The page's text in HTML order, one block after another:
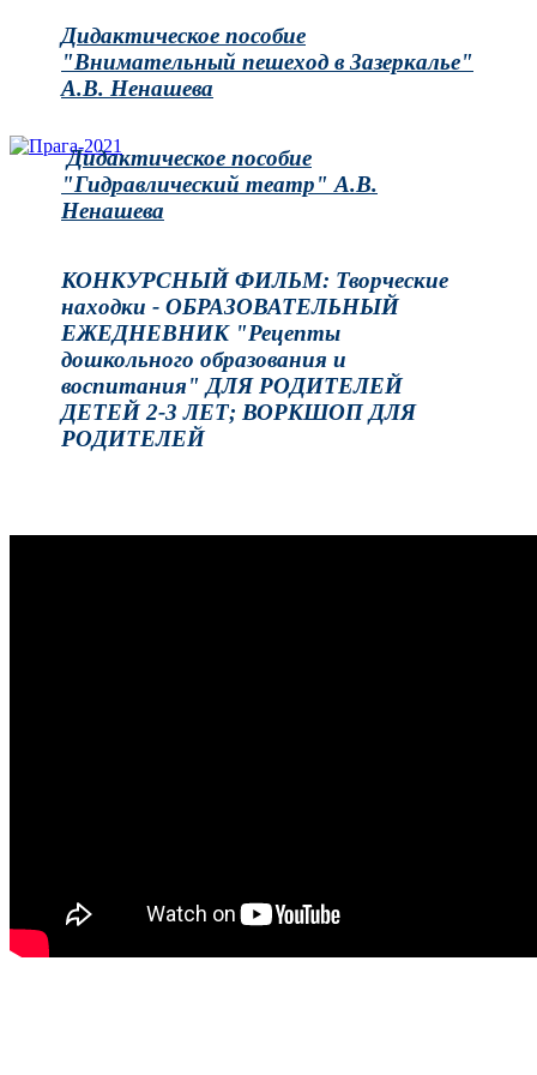
Дидактическое пособие
"Внимательный пешеход в Зазеркалье"
А.В. Ненашева
Дидактическое пособие
"Гидравлический театр" А.В.
Ненашева
КОНКУРСНЫЙ ФИЛЬМ: Творческие
находки - ОБРАЗОВАТЕЛЬНЫЙ
ЕЖЕДНЕВНИК "Рецепты
дошкольного образования и
воспитания" ДЛЯ РОДИТЕЛЕЙ
ДЕТЕЙ 2-3 ЛЕТ; ВОРКШОП ДЛЯ
РОДИТЕЛЕЙ